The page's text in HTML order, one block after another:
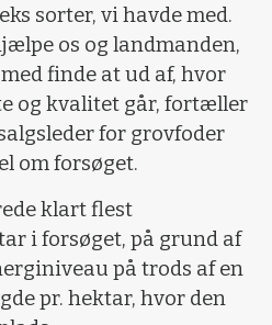
sorter, vi havde med.
os og landmanden,
finde at ud af, hvor
og kvalitet går, fortæller
for grovfoder
om forsøget.
klart flest
i forsøget, på grund af
på trods af en
pr. hektar, hvor den